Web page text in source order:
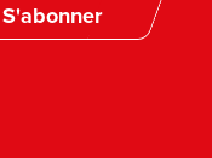
S'abonner